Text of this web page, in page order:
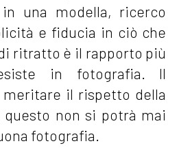
una modella, ricerco
e fiducia in ciò che
ritratto è il rapporto più
in fotografia. Il
il rispetto della
questo non si potrà mai
fotografia.